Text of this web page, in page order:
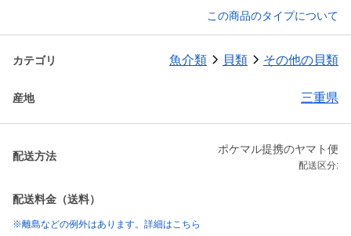
この商品のタイプについて
カテゴリ 魚介類 貝類 その他の貝類
産地 三重県
配送方法
ポケマル提携のヤマト便
配送区分:
配送料金（送料）
※離島などの例外はあります。詳細はこちら